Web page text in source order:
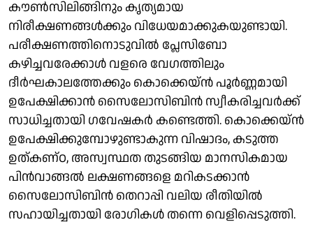
കൗൺസിലിങ്ങിനും കൃത്യമായ
നിരീക്ഷണങ്ങൾക്കും വിധേയമാക്കുകയുണ്ടായി.
പരീക്ഷണത്തിനൊടുവിൽ പ്ലേസിബോ
കഴിച്ചവരേക്കാൾ വളരെ വേഗത്തിലും
ദീർഘകാലത്തേക്കും കൊക്കെയ്ൻ പൂർണ്ണമായി
ഉപേക്ഷിക്കാൻ സൈലോസിബിൻ സ്വീകരിച്ചവർക്ക്
സാധിച്ചതായി ഗവേഷകർ കണ്ടെത്തി. കൊക്കെയ്ൻ
ഉപേക്ഷിക്കുമ്പോഴുണ്ടാകുന്ന വിഷാദം, കടുത്ത
ഉത്കണ്ഠ, അസ്വസ്ഥത തുടങ്ങിയ മാനസികമായ
പിൻവാങ്ങൽ ലക്ഷണങ്ങളെ മറികടക്കാൻ
സൈലോസിബിൻ തെറാപ്പി വലിയ രീതിയിൽ
സഹായിച്ചതായി രോഗികൾ തന്നെ വെളിപ്പെടുത്തി.